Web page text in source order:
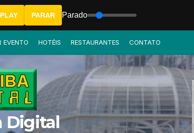
EVENTO HOTÉIS RESTAURANTES CONTATO
Digital
PLAY PARAR Parado